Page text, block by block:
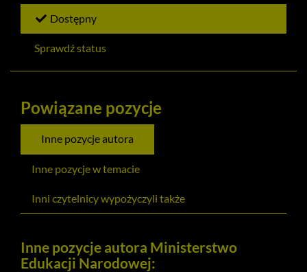
Dostępny
Sprawdź status
Powiązane pozycje
Inne pozycje autora
Inne pozycje w temacie
Inni czytelnicy wypożyczyli także
Inne pozycje autora Ministerstwo
Edukacji Narodowej: